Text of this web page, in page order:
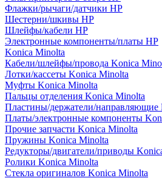
Флажки/рычаги/датчики HP
Шестерни/шкивы HP
Шлейфы/кабели HP
Электронные компоненты/платы HP
Konica Minolta
Кабели/шлейфы/провода Konica
Лотки/кассеты Konica Minolta
Муфты Konica Minolta
Пальцы отделения Konica Minolta
Пластины/держатели/направляющие
Платы/электронные компоненты
Прочие запчасти Konica Minolta
Пружины Konica Minolta
Редукторы/двигатели/приводы
Ролики Konica Minolta
Стекла оригиналов Konica Minolta